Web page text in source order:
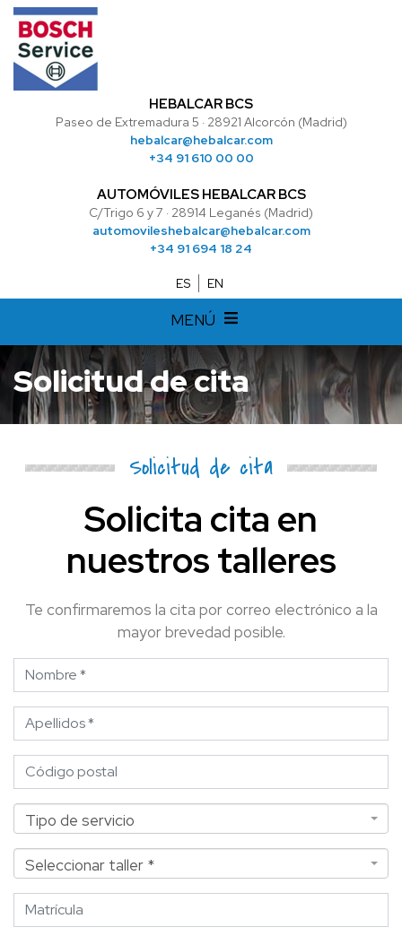
HEBALCAR BCS
Paseo de Extremadura 5 · 28921 Alcorcón (Madrid)
hebalcar@hebalcar.com
+34 91 610 00 00
AUTOMÓVILES HEBALCAR BCS
C/Trigo 6 y 7 · 28914 Leganés (Madrid)
automovileshebalcar@hebalcar.com
+34 91 694 18 24
ES EN
MENÚ
Solicitud de cita
Solicitud de cita
Solicita cita en
nuestros talleres
Te confirmaremos la cita por correo electrónico a la
mayor brevedad posible.
Nombre
Apellidos
Código postal
Tipo de servicio
Tipo de servicio
Seleccionar taller *
Seleccionar taller *
Matrícula